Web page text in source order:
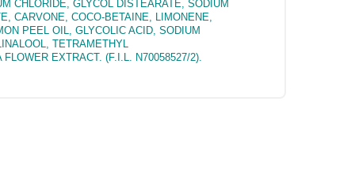
CHLORIDE, GLYCOL DISTEARATE, SODIUM
CARVONE, COCO-BETAINE, LIMONENE,
PEEL OIL, GLYCOLIC ACID, SODIUM
TETRAMETHYL
EXTRACT. (F.I.L. N70058527/2).